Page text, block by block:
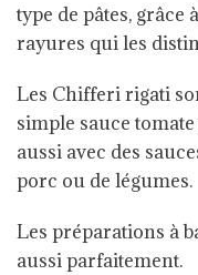
type de pâtes,
rayures qui les
Les Chifferi rigati
simple sauce
aussi avec des
porc ou de légumes.
Les préparations à
aussi parfaitement.